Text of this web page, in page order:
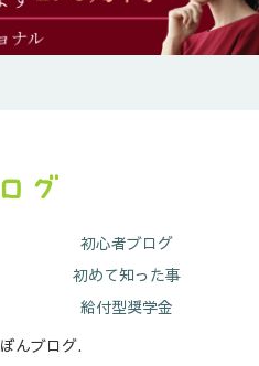
初心者ブログ
初めて知った事
給付型奨学金
んブログ.